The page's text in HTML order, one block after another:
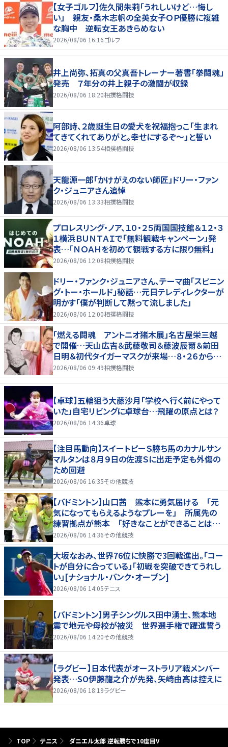
【女子ゴルフ】佐久間朱莉「うれしいけど…悔し
い」 親友・桑木志帆の全英女子ＯＰ優勝に複雑
な胸中 逆転女王あきらめない
2026/08/06 16:16ゴルフ
井上尚弥、拓真の父真吾トレーナー著書「拳闘魂」
発売 ７年分の井上親子の激闘が収録
2026/08/06 18:20相撲格闘技
阿部詩、２歳誕生日の愛犬を祝福抱っこ「生まれ
てきてくれてありがと。幸せにするぞ～」と誓い
2026/08/06 13:54相撲格闘技
天龍源一郎「かけがえのない師匠」ドリー・ファン
ク・ジュニアさん追悼
2026/08/06 13:33相撲格闘技
プロレスリング・ノア、１０・２５両国国技館＆１２・３
１横浜ＢＵＮＴＡＩで「無料観戦キャンペーン」発
表…「ＮＯＡＨを初めて観戦する方に限り無料」
2026/08/06 12:08相撲格闘技
ドリー・ファンク・ジュニアさん、テーマ曲「スピニン
グ・トー・ホールド」秘話…元日テレディレクターが
明かす「僕が判断して黙って流しました」
2026/08/06 12:00相撲格闘技
「燃える闘魂 アントニオ猪木展」名古屋栄三越
で開催…天山広吉＆武藤敬司＆藤波辰爾＆前田
日明＆初代タイガーマスクが来場…８・２６から９・
７まで
2026/08/06 09:49相撲格闘技
【卓球】五輪狙う大藤沙月「学校へ行く前にやって
いた」自宅リビングに卓球台…飛躍の原点とは？
2026/08/06 14:36卓球
【注目馬動向】スイートピーＳ勝ち馬のカナルサン
マルタンは８月９日の佐渡Ｓに出走予定も外傷の
ため回避
2026/08/06 16:35その他競技
【バドミントン】山口茜 熊本に勇気届ける 「元
気になってもらえるようなプレーを」 所属先の
練習拠点が熊本 「好きなことができることは当
たり前じゃない」
2026/08/06 14:36その他競技
大坂なおみ、世界76位に快勝で3回戦進出。「コー
トが自分に合っている」「初戦を突破できてうれし
い」[ナショナル・バンク・オープン]
2026/08/06 14:05テニス
【バドミントン】男子シングルス田中湧士、熊本地
震で地元や母校が被災 世界選手権で躍進誓う
2026/08/06 14:20その他競技
【ラグビー】日本代表がオーストラリア戦メンバー
発表…SO伊藤龍之介が先発、矢崎由高は控えに
2026/08/06 18:19ラグビー
TOP テニス ダニエル太郎 逆転勝ちで10度目V